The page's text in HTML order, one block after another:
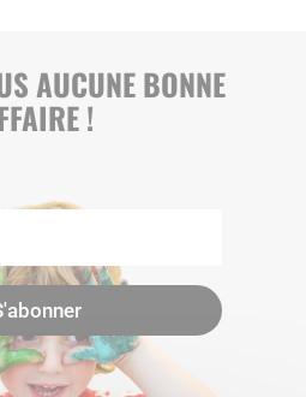
AUCUNE BONNE
!